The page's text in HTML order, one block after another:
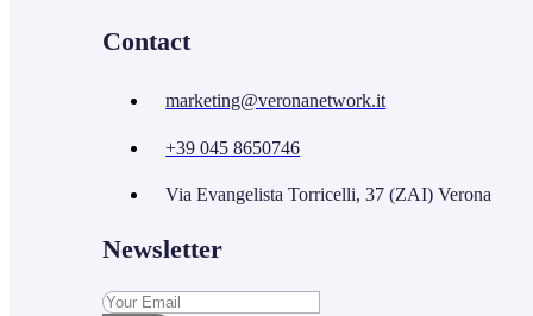
Contact
marketing@veronanetwork.it
+39 045 8650746
Via Evangelista Torricelli, 37 (ZAI) Verona
Newsletter